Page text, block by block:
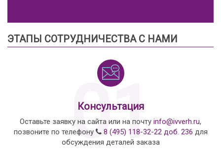
ЭТАПЫ СОТРУДНИЧЕСТВА С НАМИ
01
Консультация
Оставьте заявку на сайта или на почту info@ivverh.ru,
позвоните по телефону
8 (495) 118-32-22 доб. 236 для
обсуждения деталей заказа